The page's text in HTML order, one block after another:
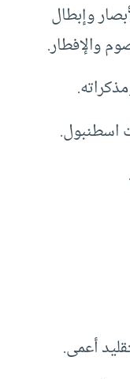
وإبطال
والإفطار.
اسطنبول.
أعمى.